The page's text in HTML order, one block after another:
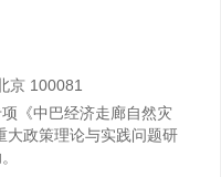
京 100081
《中巴经济走廊自然灾
大政策理论与实践问题研